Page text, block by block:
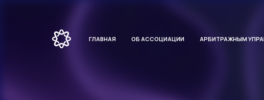
ГЛАВНАЯ ОБ АССОЦИАЦИИ АРБИТРАЖНЫМ